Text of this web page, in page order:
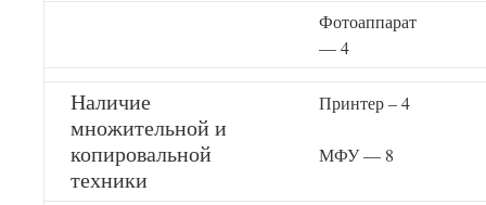
Фотоаппарат
— 4
Наличие
множительной и
копировальной
техники
Принтер – 4
МФУ — 8